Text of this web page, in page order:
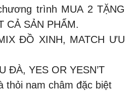
trình MUA 2 TẶNG
CẢ SẢN PHẨM.
ĐỒ XINH, MATCH ƯU
ĐÀ, YES OR YESN’T
thỏi nam châm đặc biệt